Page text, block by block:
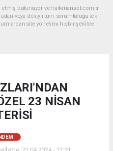
etmiş bulunuyor ve halkmanset.com.tr
veya dolaylı tüm sorumluluğu tek
site yönetimi hiçbir şekilde
23 NİSAN